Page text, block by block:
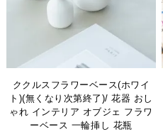
ククルスフラワーベース(ホワイ
ト)(無くなり次第終了)/ 花器 おし
ゃれ インテリア オブジェ フラワ
ーベース 一輪挿し 花瓶